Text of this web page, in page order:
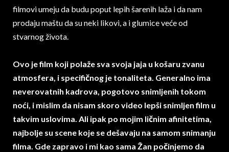
filmovi umeju da budu poput lepih šarenih laža i da nam
prodaju maštu da su neki likovi, a i glumice veće od
stvarnog života.
Ovo je film koji polaže sva svoja jaja u košaru zvanu
atmosfera, i specifičnog je tonaliteta. Generalno ima
neverovatnih kadrova, pogotovo snimljenih tokom
noći, i mislim da nisam skoro video lepši snimljen film u
takvim uslovima. Ali ipak po mojim ličnim afinitetima,
najbolje su scene koje se dešavaju na samom snimanju
filma. Gde zapravo i mi kao sama Žan počinjemo da